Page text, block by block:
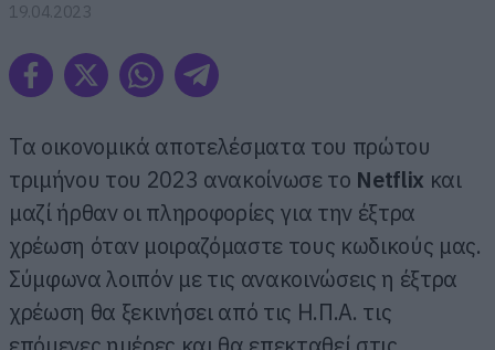
19.04.2023
Τα οικονομικά αποτελέσματα του πρώτου
τριμήνου του 2023 ανακοίνωσε το Netflix και
μαζί ήρθαν οι πληροφορίες για την έξτρα
χρέωση όταν μοιραζόμαστε τους κωδικούς μας.
Σύμφωνα λοιπόν με τις ανακοινώσεις η έξτρα
χρέωση θα ξεκινήσει από τις Η.Π.Α. τις